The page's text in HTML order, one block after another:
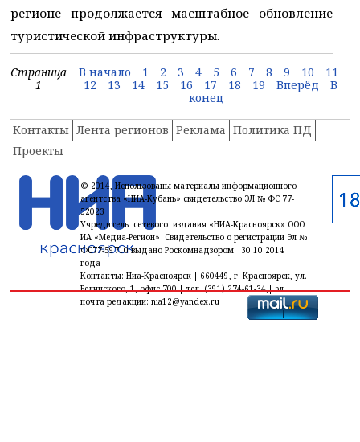
регионе продолжается масштабное обновление
туристической инфраструктуры.
Страница
1
В начало 1 2 3 4 5 6 7 8 9 10
11
12
13 14 15 16 17 18 19 Вперёд
В
конец
Контакты Лента регионов Реклама Политика ПД
Проекты
© 2014, Использованы материалы информационного
агентства «НИА-Кубань» свидетельство ЭЛ № ФС 77-
52023
Учредитель сетевого издания «НИА-Красноярск» ООО
ИА «Медиа-Регион» Свидетельство о регистрации Эл №
ФС77-59710 выдано Роскомнадзором 30.10.2014
года
Контакты: Ниа-Красноярск | 660449, г. Красноярск, ул.
Белинского, 1, офис 700 | тел. (391) 274-61-34,| эл.
почта редакции: nia12@yandex.ru